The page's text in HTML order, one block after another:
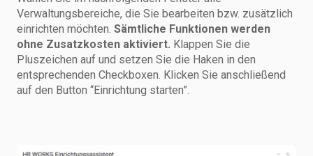
Verwaltungsbereiche, die Sie bearbeiten bzw. zusätzlich
einrichten möchten. Sämtliche Funktionen werden
ohne Zusatzkosten aktiviert. Klappen Sie die
Pluszeichen auf und setzen Sie die Haken in den
entsprechenden Checkboxen. Klicken Sie anschließend
auf den Button “Einrichtung starten”.